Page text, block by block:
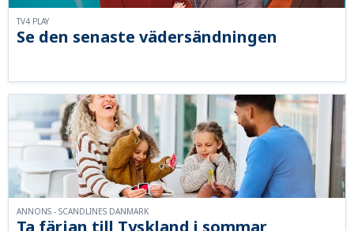
Se den senaste vädersändningen
TV4 PLAY
ANNONS - SCANDLINES DANMARK